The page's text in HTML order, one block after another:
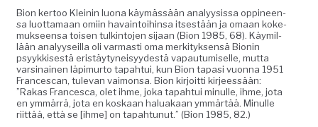
Bion ker­too Kleinin luona käymässään ana­ly­y­sis­sa oppi­neen­
sa luot­ta­maan omi­in havain­toi­hin­sa itses­tään ja omaan koke­
muk­seen­sa toisen tulk­in­to­jen sijaan (Bion 1985, 68). Käymil­
lään ana­lyy­seil­la oli var­masti oma merk­i­tyk­sen­sä Bion­in
psyykkises­tä eristäy­tyneisyy­destä vapau­tu­miselle, mut­ta
varsi­nainen läpimur­to tapah­tui, kun Bion tapasi vuon­na 1951
Frances­can, tule­van vai­mon­sa. Bion kir­joit­ti kir­jeessään:
”Rakas Francesca, olet ihme, joka tapah­tui min­ulle, ihme, jota
en ymmär­rä, jota en koskaan halu­akaan ymmärtää. Min­ulle
riit­tää, että se [ihme] on tapah­tunut.” (Bion 1985, 82.)